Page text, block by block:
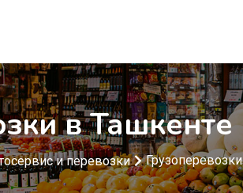
в Ташкенте
и перевозки Грузоперевозки